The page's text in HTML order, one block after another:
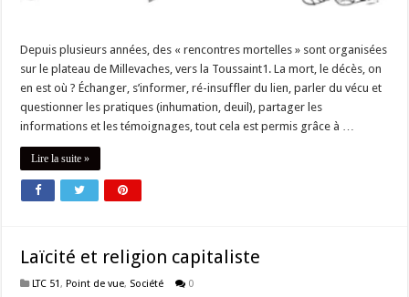
Depuis plusieurs années, des « rencontres mortelles » sont organisées
sur le plateau de Millevaches, vers la Toussaint1. La mort, le décès, on
en est où ? Échanger, s’informer, ré-insuffler du lien, parler du vécu et
questionner les pratiques (inhumation, deuil), partager les
informations et les témoignages, tout cela est permis grâce à …
Lire la suite »
Laïcité et religion capitaliste
LTC 51,Point de vue, Société 0